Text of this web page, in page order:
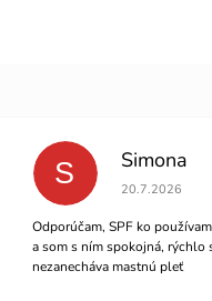
S Simona
Hodnotenie
20.7.2026
Odporúčam, SPF ko
a som s ním spokojná, rýchlo
nezanecháva mastnú pleť